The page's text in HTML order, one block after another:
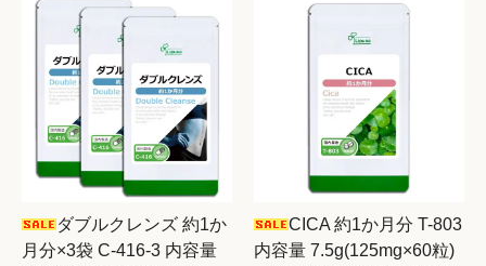
ダブルクレンズ 約1か
月分×3袋 C-416-3 内容量
CICA 約1か月分 T-803
内容量 7.5g(125mg×60粒)